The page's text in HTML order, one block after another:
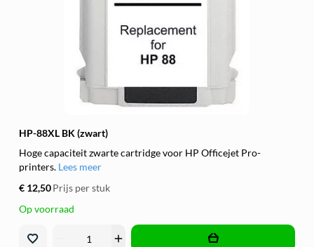
HP-88XL BK (zwart)
Hoge capaciteit zwarte cartridge voor HP Officejet Pro-
printers. Lees meer
€ 12,50Prijs per stuk
Op voorraad
add